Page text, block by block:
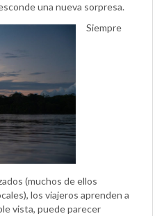
una nueva sorpresa.
Siempre
(muchos de ellos
los viajeros aprenden a
vista, puede parecer